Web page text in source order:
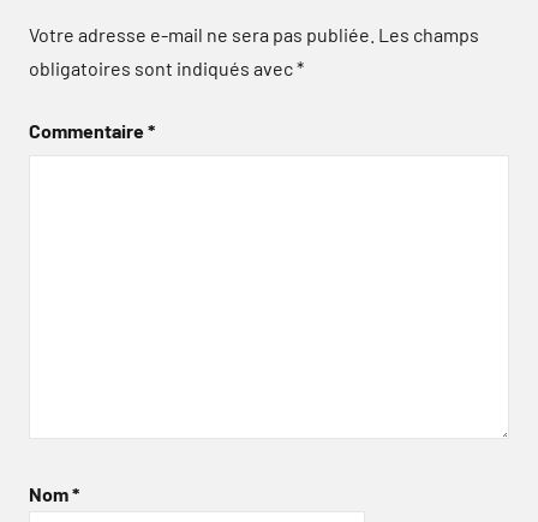
Votre adresse e-mail ne sera pas publiée. Les champs
obligatoires sont indiqués avec*
Commentaire*
Nom*